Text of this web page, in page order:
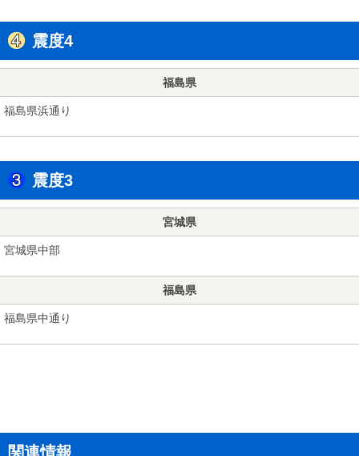
震度4
福島県
福島県浜通り
震度3
宮城県
宮城県中部
福島県
福島県中通り
関連情報